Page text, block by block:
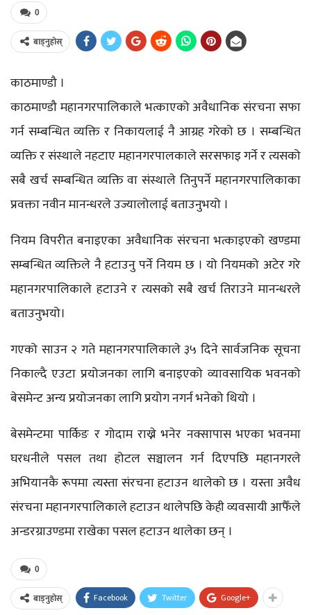
0
बाड्नुहोस्
काठमाण्डौ ।
काठमाण्डौ महानगरपालिकाले भत्काएको अवैधानिक संरचना सफा
गर्न सम्बन्धित व्यक्ति र निकायलाई नै आग्रह गरेको छ । सम्बन्धित
व्यक्ति र संस्थाले नहटाए महानगरपालकाले सरसफाइ गर्ने र त्यसको
सबै खर्च सम्बन्धित व्यक्ति वा संस्थाले तिनुपर्ने महानगरपालिकाका
प्रवक्ता नवीन मानन्धरले उज्यालोलाई बताउनुभयो ।
नियम विपरीत बनाइएका अवैधानिक संरचना भत्काइएको खण्डमा
सम्बन्धित व्यक्तिले नै हटाउनु पर्ने नियम छ । यो नियमको अटेर गरे
महानगरपालिकाले हटाउने र त्यसको सबै खर्च तिराउने मानन्धरले
बताउनुभयो।
गएको साउन २ गते महानगरपालिकाले ३५ दिने सार्वजनिक सूचना
निकाल्दै एउटा प्रयोजनका लागि बनाइएको व्यावसायिक भवनको
बेसमेन्ट अन्य प्रयोजनका लागि प्रयोग नगर्न भनेको थियो ।
बेसमेन्टमा पार्किङ र गोदाम राख्ने भनेर नक्सापास भएका भवनमा
घरधनीले पसल तथा होटल सञ्चालन गर्न दिएपछि महानगरले
अभियानकै रूपमा त्यस्ता संरचना हटाउन थालेको छ । यस्ता अवैध
संरचना महानगरपालिकाले हटाउन थालेपछि केही व्यवसायी आफैँले
अन्डरग्राउण्डमा राखेका पसल हटाउन थालेका छन् ।
0
बाड्नुहोस् Facebook Twitter Google+